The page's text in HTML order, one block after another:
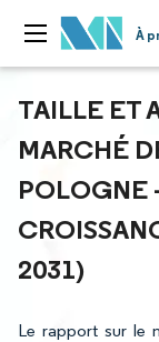
À
TAILLE ET
MARCHÉ
POLOGNE
2031)
Le rapport sur le